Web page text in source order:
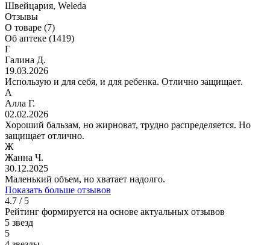
Швейцария, Weleda
Отзывы
О товаре (7)
Об аптеке (1419)
Г
Галина Д.
19.03.2026
Использую и для себя, и для ребенка. Отлично защищает.
А
Алла Г.
02.02.2026
Хороший бальзам, но жирноват, трудно распределяется. Но
защищает отлично.
Ж
Жанна Ч.
30.12.2025
Маленький объем, но хватает надолго.
Показать больше отзывов
4.7 / 5
Рейтинг формируется на основе актуальных отзывов
5 звезд
5